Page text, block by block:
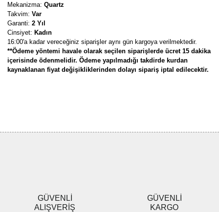
Mekanizma: Quartz
Takvim: Var
Garanti: 2 Yıl
Cinsiyet: Kadın
16:00'a kadar vereceğiniz siparişler aynı gün kargoya verilmektedir.
**Ödeme yöntemi havale olarak seçilen siparişlerde ücret 15 dakika
içerisinde ödenmelidir. Ödeme yapılmadığı takdirde kurdan
kaynaklanan fiyat değişikliklerinden dolayı sipariş iptal edilecektir.
Ürün fiyatı diğer sitelerden daha pahalı.
Bu ürüne benzer farklı alternatifler olmalı.
GÜVENLİ
ALIŞVERİŞ
GÜVENLİ
KARGO